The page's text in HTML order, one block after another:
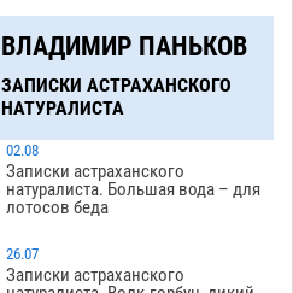
ВЛАДИМИР ПАНЬКОВ
ЗАПИСКИ АСТРАХАНСКОГО
НАТУРАЛИСТА
02.08
Записки астраханского
натуралиста. Большая вода – для
лотосов беда
26.07
Записки астраханского